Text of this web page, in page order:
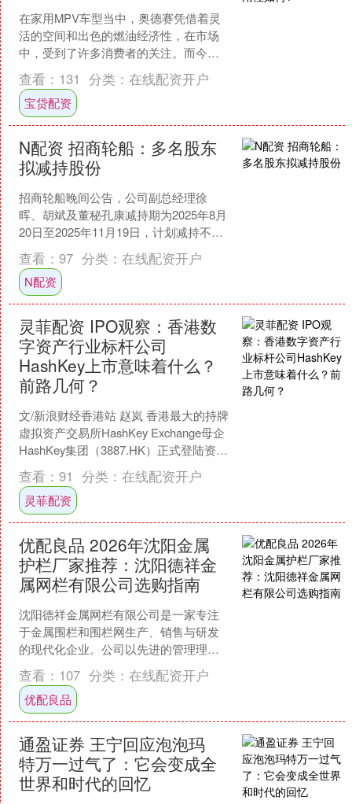
在家用MPV车型当中，奥德赛凭借着灵
活的空间和出色的燃油经济性，在市场
中，受到了许多消费者的关注。而今天
我们的主角26款奥德赛便很好延续了奥
德赛系列车型的这一显....
查看： 131 分类： 在线配资开户
宝贷配资
N配资 招商轮船：多名股东
拟减持股份
招商轮船晚间公告，公司副总经理徐
晖、胡斌及董秘孔康减持期为2025年8月
20日至2025年11月19日，计划减持不超
47.56万股，占公司总股本0.005890....
查看： 97 分类： 在线配资开户
N配资
灵菲配资 IPO观察：香港数
字资产行业标杆公司
HashKey上市意味着什么？
前路几何？
文/新浪财经香港站 赵岚 香港最大的持牌
虚拟资产交易所HashKey Exchange母企
HashKey集团（3887.HK）正式登陆资本
市场。尽管市场给予Ha....
查看： 91 分类： 在线配资开户
灵菲配资
优配良品 2026年沈阳金属
护栏厂家推荐：沈阳德祥金
属网栏有限公司选购指南
沈阳德祥金属网栏有限公司是一家专注
于金属围栏和围栏网生产、销售与研发
的现代化企业。公司以先进的管理理念
和持续的技术创新为核心竞争力，致力
于为市政、厂区、园区等多....
查看： 107 分类： 在线配资开户
优配良品
通盈证券 王宁回应泡泡玛
特万一过气了：它会变成全
世界和时代的回忆